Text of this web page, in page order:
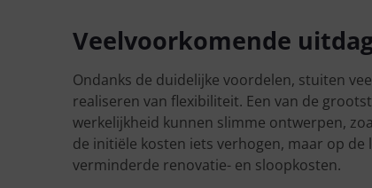
Veelvoorkomende
Ondanks de duidelijke voordelen, stuiten
realiseren van flexibiliteit. Een van de
werkelijkheid kunnen slimme ontwerpen,
de initiële kosten iets verhogen, maar op
verminderde renovatie- en sloopkosten.